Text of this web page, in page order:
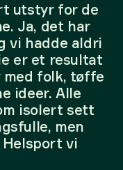
utstyr for de
Ja, det har
vi hadde aldri
er et resultat
med folk, tøffe
ideer. Alle
isolert sett
men
vi